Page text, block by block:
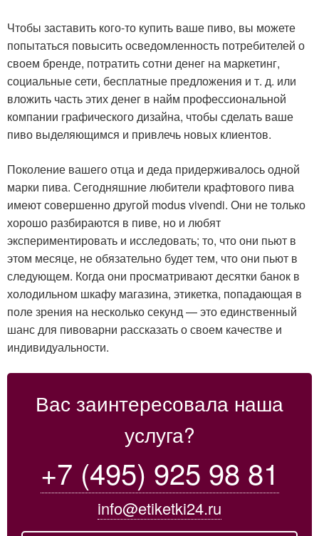
Чтобы заставить кого-то купить ваше пиво, вы можете
попытаться повысить осведомленность потребителей о
своем бренде, потратить сотни денег на маркетинг,
социальные сети, бесплатные предложения и т. д. или
вложить часть этих денег в найм профессиональной
компании графического дизайна, чтобы сделать ваше
пиво выделяющимся и привлечь новых клиентов.
Поколение вашего отца и деда придерживалось одной
марки пива. Сегодняшние любители крафтового пива
имеют совершенно другой modus vivendi. Они не только
хорошо разбираются в пиве, но и любят
экспериментировать и исследовать; то, что они пьют в
этом месяце, не обязательно будет тем, что они пьют в
следующем. Когда они просматривают десятки банок в
холодильном шкафу магазина, этикетка, попадающая в
поле зрения на несколько секунд — это единственный
шанс для пивоварни рассказать о своем качестве и
индивидуальности.
Вас заинтересовала наша
услуга?
+7 (495) 925 98 81
info@etiketki24.ru